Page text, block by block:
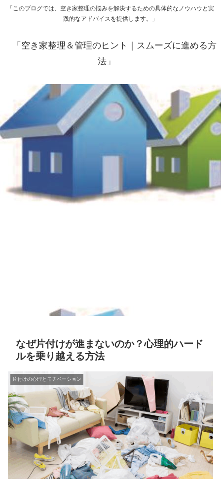
「このブログでは、空き家整理の悩みを解決するための具体的なノウハウと実
践的なアドバイスを提供します。」
「空き家整理＆管理のヒント｜スムーズに進める方
法」
なぜ片付けが進まないのか？心理的ハード
ルを乗り越える方法
片付けの心理とモチベーション